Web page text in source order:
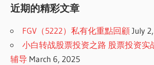
近期的精彩文章
FGV（5222）私有化重點回顧 July
小白转战股票投资之路 股票投资实
辅导 March 6, 2025